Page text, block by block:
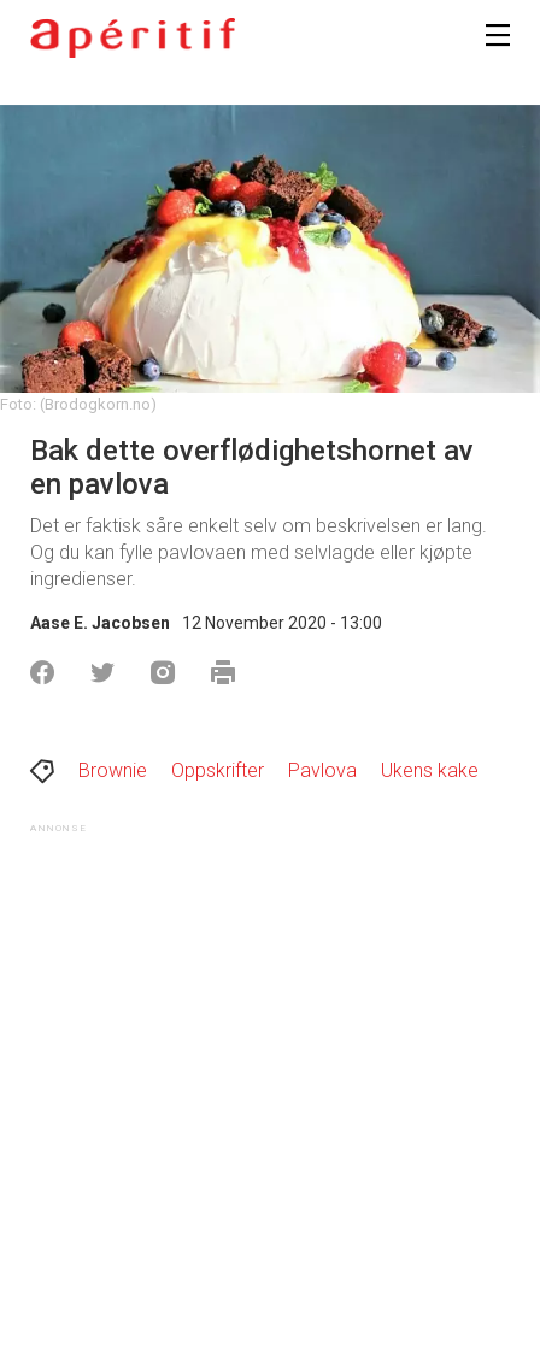
Foto: (Brodogkorn.no)
Bak dette overflødighetshornet av
en pavlova
Det er faktisk såre enkelt selv om beskrivelsen er lang.
Og du kan fylle pavlovaen med selvlagde eller kjøpte
ingredienser.
Aase E. Jacobsen 12 November 2020 - 13:00
Brownie Oppskrifter Pavlova Ukens kake